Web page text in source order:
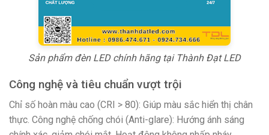
Sản phẩm đèn LED chính hãng tại Thành Đạt LED
Công nghệ và tiêu chuẩn vượt trội
Chỉ số hoàn màu cao (CRI > 80): Giúp màu sắc hiển thị chân
thực. Công nghệ chống chói (Anti-glare): Hướng ánh sáng